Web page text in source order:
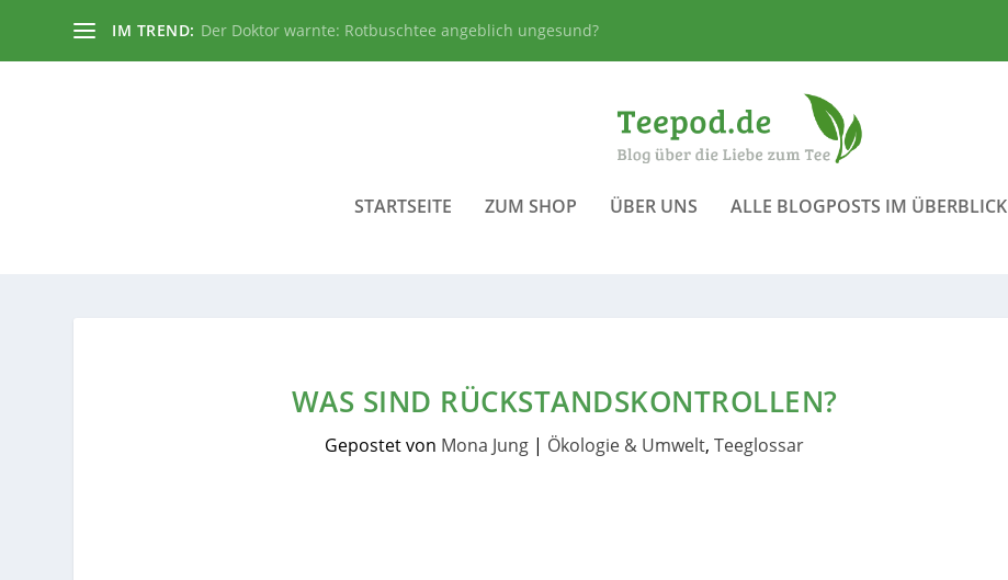
IM TREND: Der Doktor warnte: Rotbuschtee angeblich ungesund?
STARTSEITE ZUM SHOP ÜBER UNS ALLE BLOGPOSTS IM ÜBERBLICK
WAS SIND RÜCKSTANDSKONTROLLEN?
Gepostet von Mona Jung | Ökologie & Umwelt,Teeglossar